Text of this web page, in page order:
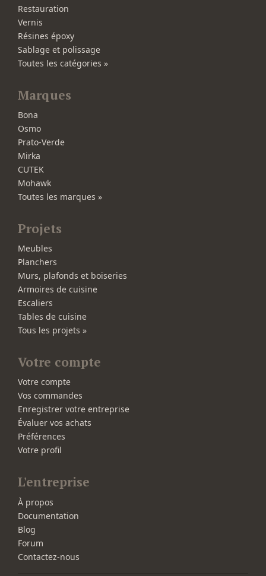
Restauration
Vernis
Résines époxy
Sablage et polissage
Toutes les catégories »
Marques
Bona
Osmo
Prato-Verde
Mirka
CUTEK
Mohawk
Toutes les marques »
Projets
Meubles
Planchers
Murs, plafonds et boiseries
Armoires de cuisine
Escaliers
Tables de cuisine
Tous les projets »
Votre compte
Votre compte
Vos commandes
Enregistrer votre entreprise
Évaluer vos achats
Préférences
Votre profil
L'entreprise
À propos
Documentation
Blog
Forum
Contactez-nous